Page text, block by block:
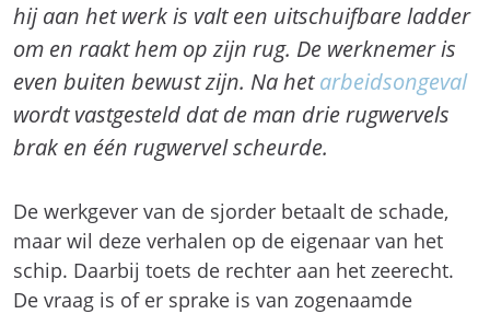
hij aan het werk is valt een uitschuifbare ladder
om en raakt hem op zijn rug. De werknemer is
even buiten bewust zijn. Na hetarbeidsongeval
wordt vastgesteld dat de man drie rugwervels
brak en één rugwervel scheurde.
De werkgever van de sjorder betaalt de schade,
maar wil deze verhalen op de eigenaar van het
schip. Daarbij toets de rechter aan het zeerecht.
De vraag is of er sprake is van zogenaamde